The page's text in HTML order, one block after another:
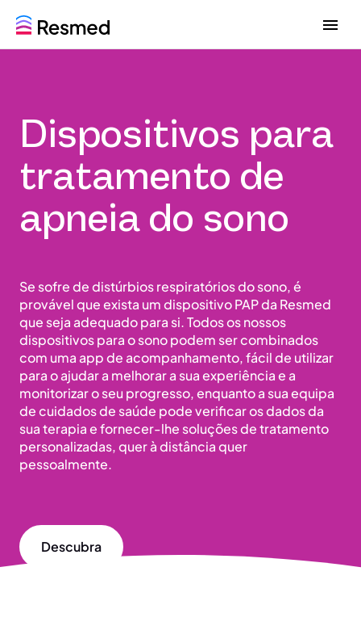
G
o
n
u
G
o
n
t
e
n
t
Dispositivos para
tratamento de
apneia do sono
Se sofre de distúrbios respiratórios do sono, é
provável que exista um dispositivo PAP da Resmed
que seja adequado para si. Todos os nossos
dispositivos para o sono podem ser combinados
com uma app de acompanhamento, fácil de utilizar
para o ajudar a melhorar a sua experiência e a
monitorizar o seu progresso, enquanto a sua equipa
de cuidados de saúde pode verificar os dados da
sua terapia e fornecer-lhe soluções de tratamento
personalizadas, quer à distância quer
pessoalmente.
Descubra